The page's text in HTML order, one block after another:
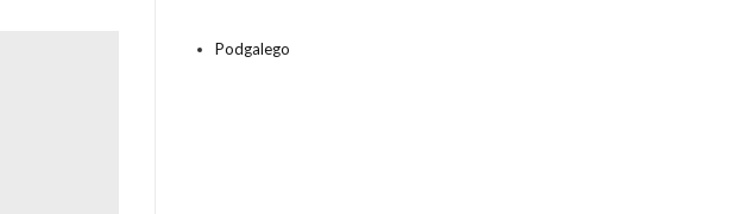
Podgalego